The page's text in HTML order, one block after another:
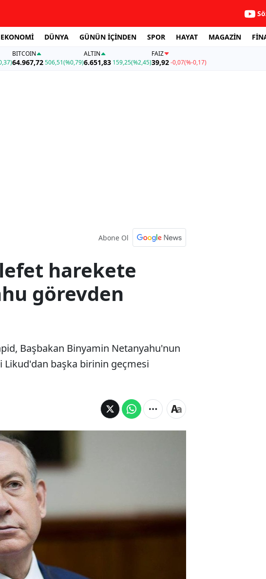
EKONOMİ DÜNYA GÜNÜN İÇİNDEN SPOR HAYAT MAGAZİN
BITCOIN
64.967,72506,51(%0,79)
ALTIN
6.651,83 159,25(%2,45)
FAİZ
39,92-0,07(%-0,17)
Abone Ol
harekete
görevden
Başbakan Binyamin Netanyahu'nun
Likud'dan başka birinin geçmesi
muhalefet lideri Yair Lapid, Başbakan Binyamin
görevden alınarak yerine partisi
başka birinin geçmesi çağrısında bulundu.